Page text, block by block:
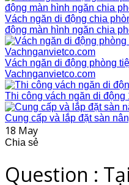
Vách ngăn di động chia
động màn hình ngăn chia
Vách ngăn di động phòng
Vachnganvietco.com
Thi công vách ngăn di
Cung cấp và lắp đặt sàn
18 May
Chia sẻ
Question :